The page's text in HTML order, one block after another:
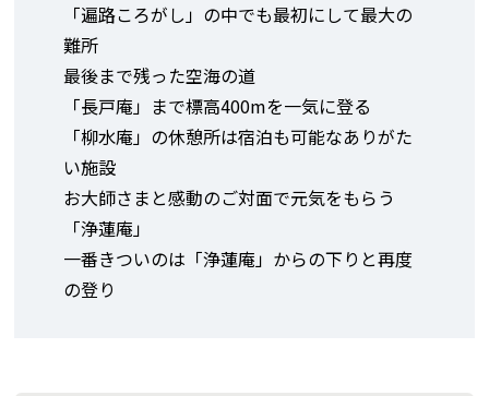
「遍路ころがし」の中でも最初にして最大の
難所
最後まで残った空海の道
「長戸庵」まで標高400mを一気に登る
「柳水庵」の休憩所は宿泊も可能なありがた
い施設
お大師さまと感動のご対面で元気をもらう
「浄蓮庵」
一番きついのは「浄蓮庵」からの下りと再度
の登り